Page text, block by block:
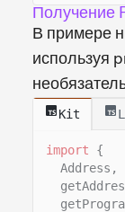
Получение
В примере
используя
Kit
import
{
Address,